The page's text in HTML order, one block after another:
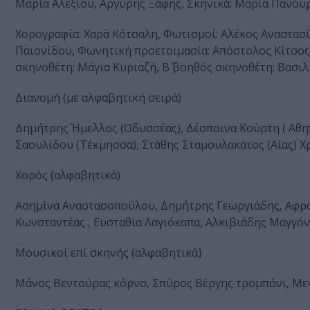
Μαρία Αλεξίου, Αργύρης Ξάφης, Σκηνικά: Μαρία
Χορογραφία: Χαρά Κότσαλη, Φωτισμοί: Αλέκος
Παιονίδου, Φωνητική προετοιμασία: Απόστολος
σκηνοθέτη: Μάγια Κυριαζή, Β΄ βοηθός σκηνοθέτη:
Διανομή (με αλφαβητική σειρά)
Δημήτρης Ήμελλος (Οδυσσέας), Δέσποινα Κούρτη (
Σαουλίδου (Τέκμησσα), Στάθης Σταμουλακάτος (Αίας)
Χορός (αλφαβητικά)
Ασημίνα Αναστασοπούλου, Δημήτρης Γεωργιάδης,
Κωνσταντέας , Ευσταθία Λαγιόκαπα, Αλκιβιάδης
Μουσικοί επί σκηνής (αλφαβητικά}
Μάνος Βεντούρας κόρνο, Σπύρος Βέργης τρομπόνι,